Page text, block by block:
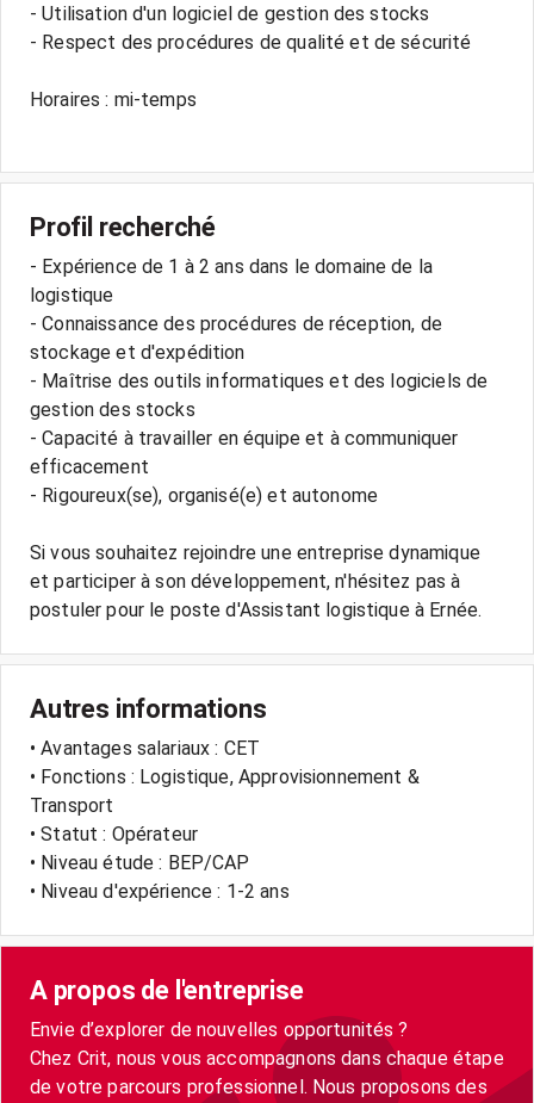
- Utilisation d'un logiciel de gestion des stocks
- Respect des procédures de qualité et de sécurité
Horaires : mi-temps
Profil recherché
- Expérience de 1 à 2 ans dans le domaine de la
logistique
- Connaissance des procédures de réception, de
stockage et d'expédition
- Maîtrise des outils informatiques et des logiciels de
gestion des stocks
- Capacité à travailler en équipe et à communiquer
efficacement
- Rigoureux(se), organisé(e) et autonome
Si vous souhaitez rejoindre une entreprise dynamique
et participer à son développement, n'hésitez pas à
Autres informations
• Avantages salariaux : CET
• Fonctions : Logistique, Approvisionnement &
Transport
• Statut : Opérateur
• Niveau étude : BEP/CAP
• Niveau d'expérience : 1-2 ans
A propos de l'entreprise
Envie d’explorer de nouvelles opportunités ?
Chez Crit, nous vous accompagnons dans chaque étape
de votre parcours professionnel. Nous proposons des